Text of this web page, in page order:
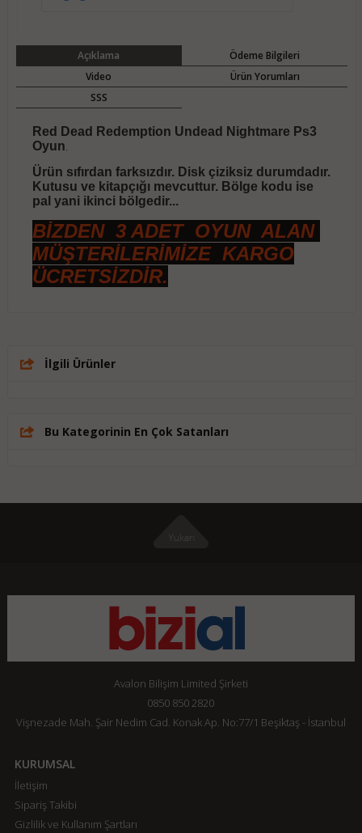
Açıklama
Ödeme Bilgileri
Video
Ürün Yorumları
SSS
Red Dead Redemption Undead Nightmare Ps3
Oyun.
Ürün sıfırdan farksızdır. Disk çiziksiz durumdadır.
Kutusu ve kitapçığı mevcuttur. Bölge kodu ise
pal yani ikinci bölgedir...
BİZDEN 3 ADET OYUN ALAN
MÜŞTERİLERİMİZE KARGO
ÜCRETSİZDİR.
İlgili Ürünler
Bu Kategorinin En Çok Satanları
Avalon Bilişim Limited Şirketi
0850 850 2820
Vişnezade Mah. Şair Nedim Cad. Konak Ap. No:77/1 Beşiktaş - İstanbul
KURUMSAL
İletişim
Sipariş Takibi
Gizlilik ve Kullanım Şartları